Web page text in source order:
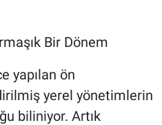
Bir Dönem
yapılan ön
yerel yönetimlerin
biliniyor. Artık